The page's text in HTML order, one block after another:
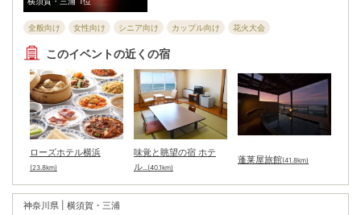
全般向け 女性向け シニア向け カップル向け
花火大会
子ども・ファミリー向け
このイベントの近くの宿
ローズホテル横浜
(23.8km)
味覚と眺望の宿 ホテ
ル...(40.1km)
蓬莱屋旅館(41.8km)
神奈川県 | 横須賀・三浦